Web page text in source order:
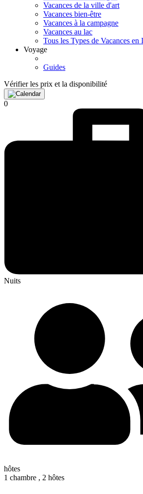
Vacances de la ville d'art
Vacances bien-être
Vacances à la campagne
Vacances au lac
Tous les Types de Vacances en
Voyage
Guides
Vérifier les prix et la disponibilité
0
Nuits
hôtes
1 chambre , 2 hôtes